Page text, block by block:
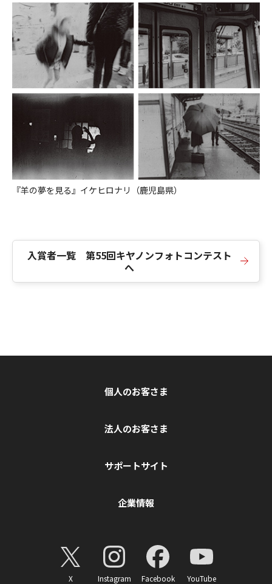
『羊の夢を見る』イケヒロナリ（鹿児島県）
入賞者一覧 第55回キヤノンフォトコンテスト
へ
個人のお客さま
法人のお客さま
サポートサイト
企業情報
X Instagram Facebook YouTube